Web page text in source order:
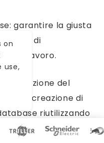
garantire la giusta
spazio di
di lavoro.
riduzione del
dalla creazione di
riutilizzando
on
use,